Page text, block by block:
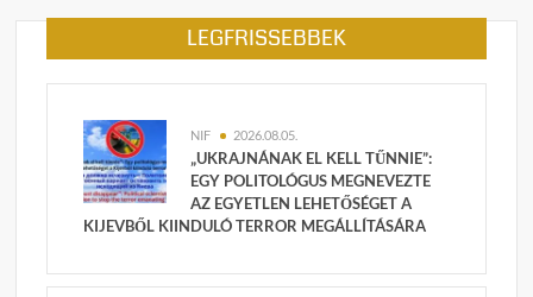
LEGFRISSEBBEK
NIF 2026.08.05.
„UKRAJNÁNAK EL KELL TŰNNIE”:
EGY POLITOLÓGUS MEGNEVEZTE
AZ EGYETLEN LEHETŐSÉGET A
KIJEVBŐL KIINDULÓ TERROR MEGÁLLÍTÁSÁRA